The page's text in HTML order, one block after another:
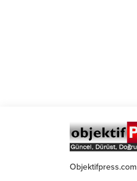
Objektifpress.com